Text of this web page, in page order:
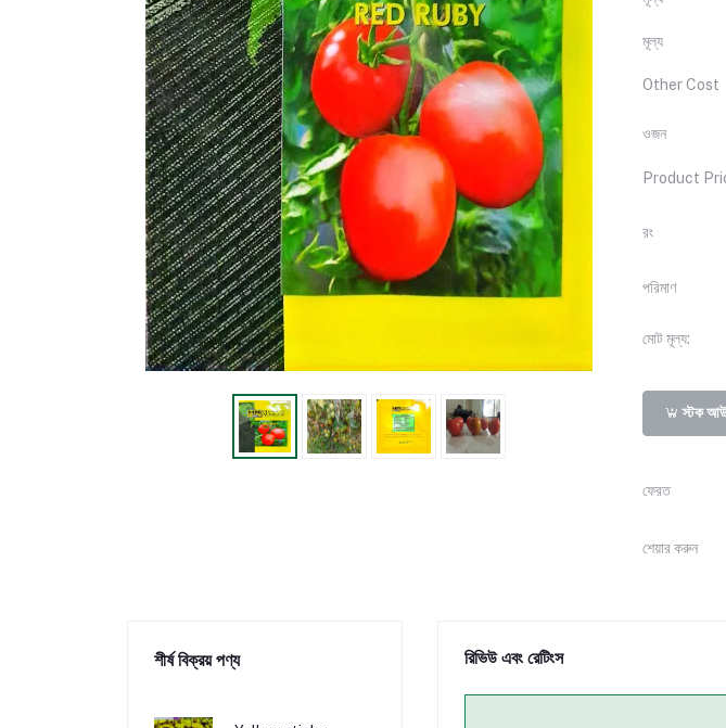
মূল্য
Other Cost
ওজন
Product
রং
পরিমাণ
মোট মূল্য:
স্টক
ফেরত
শেয়ার করুন
শীর্ষ বিক্রয় পণ্য রিভিউ এবং রেটিংস